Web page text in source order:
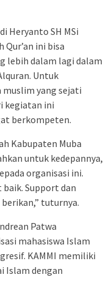
Heryanto SH MSi
ini bisa
lebih dalam lagi dalam
Untuk
muslim yang sejati
kegiatan ini
berkompeten.
Kabupaten Muba
untuk kedepannya,
organisasi ini.
Support dan
tuturnya.
Patwa
mahasiswa Islam
KAMMI memiliki
Islam dengan